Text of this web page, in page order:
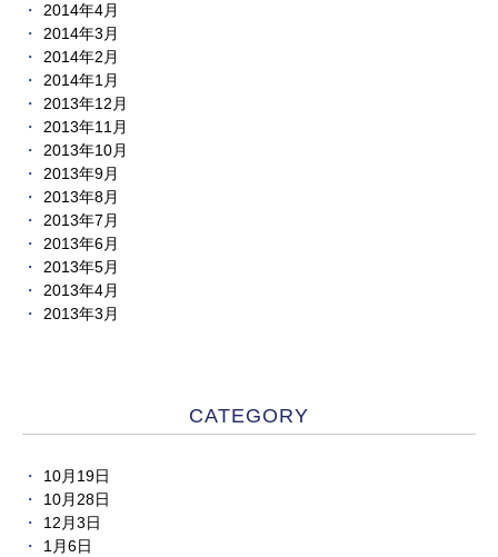
2014年4月
2014年3月
2014年2月
2014年1月
2013年12月
2013年11月
2013年10月
2013年9月
2013年8月
2013年7月
2013年6月
2013年5月
2013年4月
2013年3月
CATEGORY
10月19日
10月28日
12月3日
1月6日